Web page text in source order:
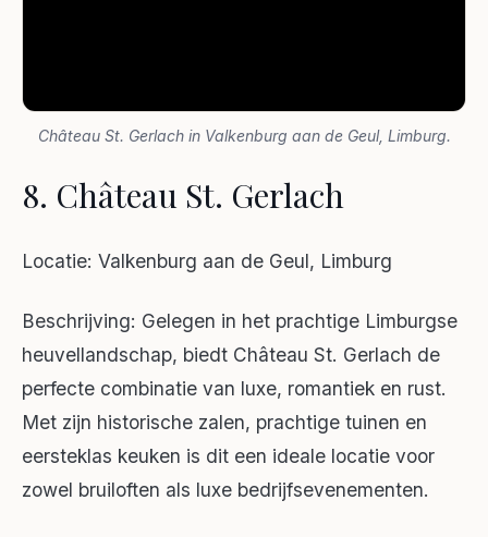
Château St. Gerlach in Valkenburg aan de Geul, Limburg.
8. Château St. Gerlach
Locatie: Valkenburg aan de Geul, Limburg
Beschrijving: Gelegen in het prachtige Limburgse
heuvellandschap, biedt Château St. Gerlach de
perfecte combinatie van luxe, romantiek en rust.
Met zijn historische zalen, prachtige tuinen en
eersteklas keuken is dit een ideale locatie voor
zowel bruiloften als luxe bedrijfsevenementen.